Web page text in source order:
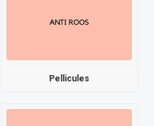
Pellicules